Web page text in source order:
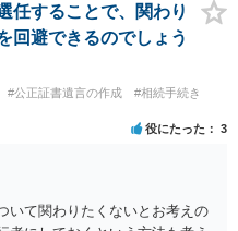
任することで、関わり
回避できるのでしょう
#公正証書遺言の作成
#相続手続き
役にたった 3
いて関わりたくないとお考えの